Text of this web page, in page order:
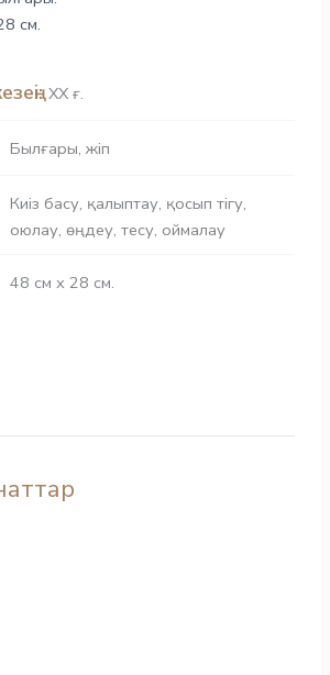
см.
ХХ ғ.
Былғары,жіп
Киіз басу, қалыптау, қосып тігу,
оюлау,өңдеу,тесу, оймалау
48 см х 28 см.